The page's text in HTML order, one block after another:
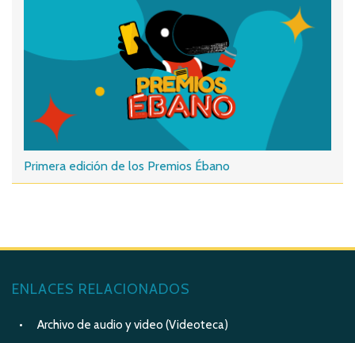
Primera edición de los Premios Ébano
ENLACES RELACIONADOS
Archivo de audio y video (Videoteca)